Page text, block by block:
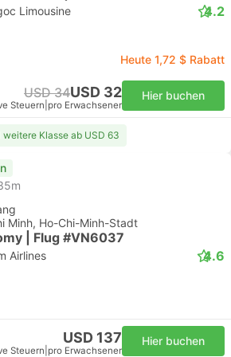
Limousine 4.2
Heute 1,72 $ Rabatt
USD 34USD 32
Steuern pro Erwachsener
Hier buchen
weitere Klasse ab USD 63
Minh, Ho-Chi-Minh-Stadt
| Flug #VN6037
Airlines 4.6
USD 137
Steuern pro Erwachsener
Hier buchen